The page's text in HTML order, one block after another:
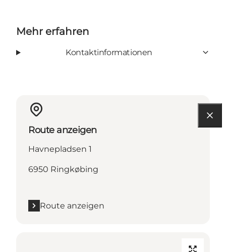
Mehr erfahren
Kontaktinformationen
Route anzeigen
Havnepladsen 1
6950 Ringkøbing
Route anzeigen